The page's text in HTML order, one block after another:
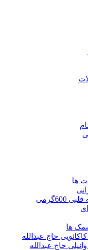
ها
ها
حاج عبدالله
حاج عبدالله